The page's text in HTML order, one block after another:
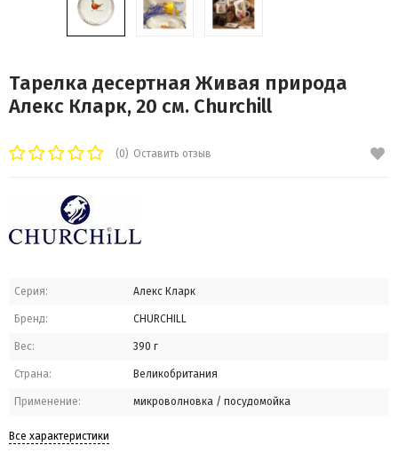
Тарелка десертная Живая природа
Алекс Кларк, 20 см. Churchill
(0) Оставить отзыв
Серия: Алекс Кларк
Бренд: CHURCHILL
Вес: 390 г
Страна: Великобритания
Применение: микроволновка / посудомойка
Все характеристики